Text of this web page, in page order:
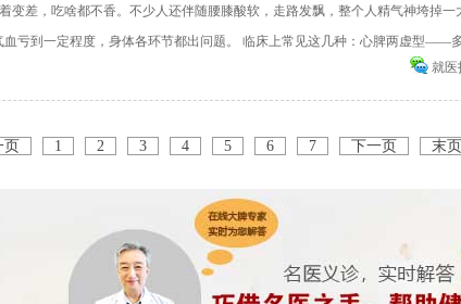
变差，吃啥都不香。不少人还伴随腰膝酸软，走路发飘，整个人精气神垮掉
亏到一定程度，身体各环节都出问题。 临床上常见这几种：心脾两虚型——
就医
页 1 2 3 4 5 6 7 下一页 末页